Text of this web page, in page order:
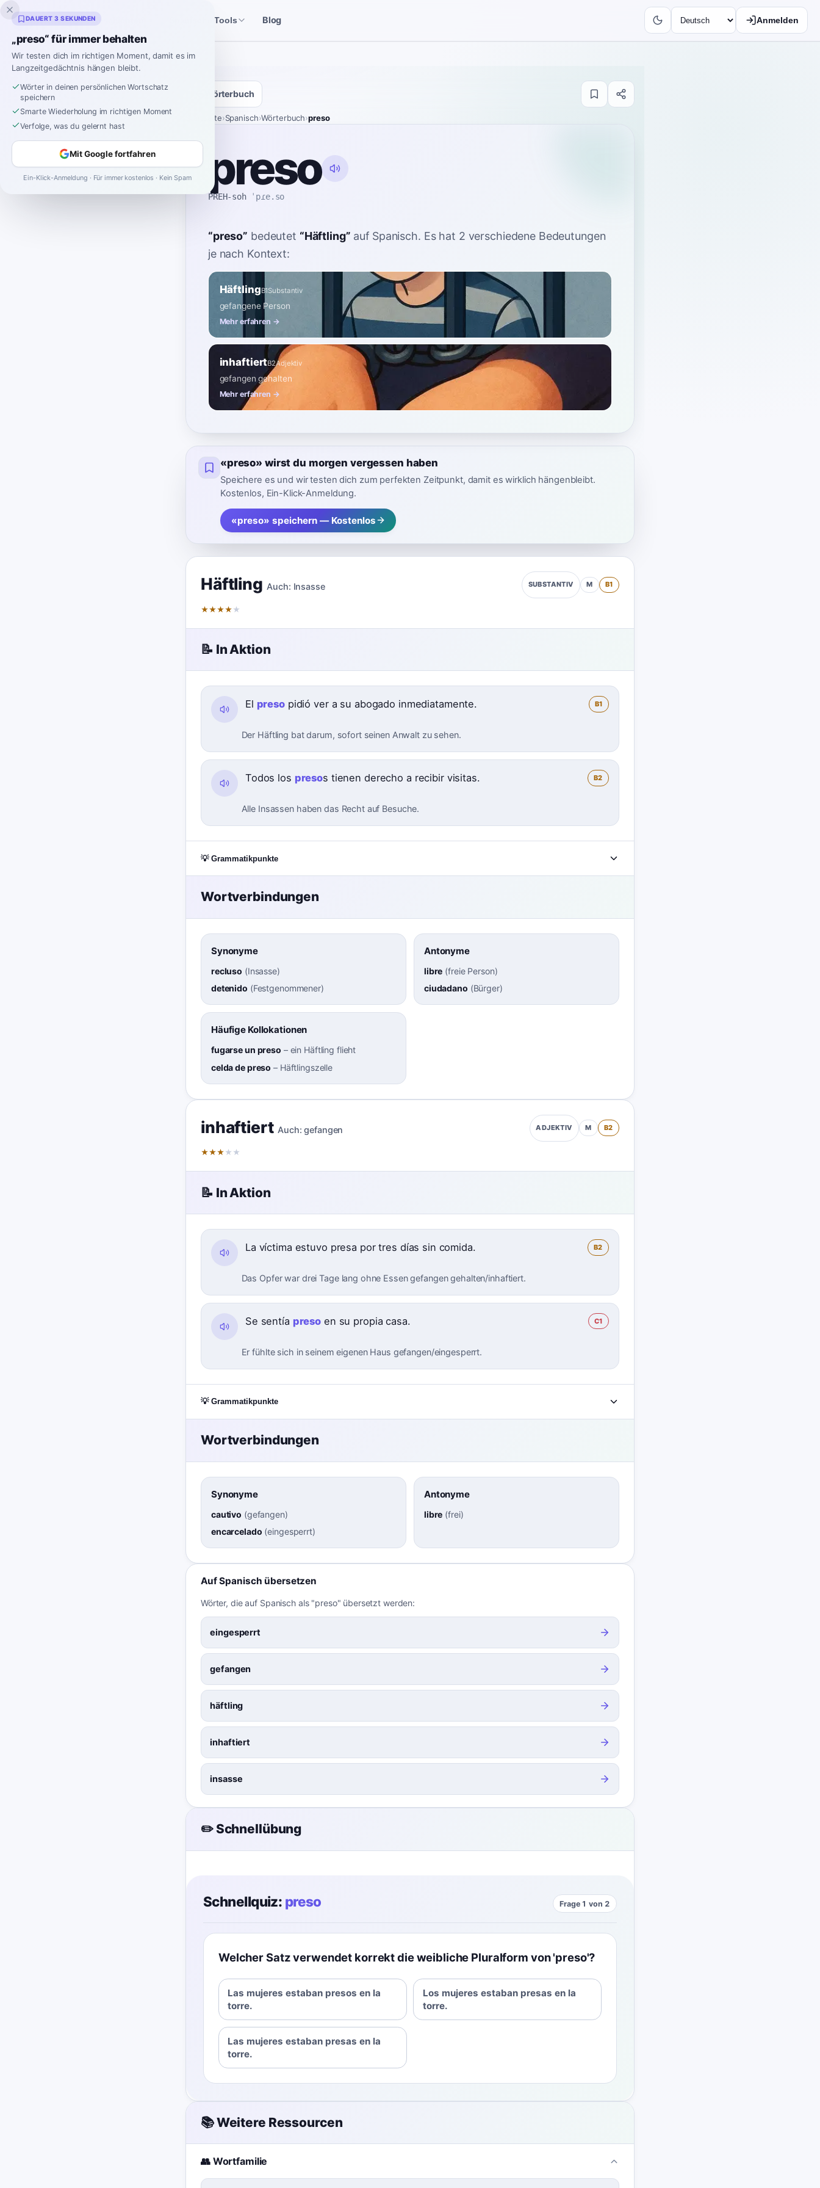
Inklingo Geschichten Spanische Tools Blog Anmelden
Wörterbuch
Startseite›Spanisch›Wörterbuch›preso
preso
PREH-soh ˈpɾe.so
“preso” bedeutet “Häftling” auf Spanisch. Es hat 2 verschiedene Bedeutungen
je nach Kontext:
HäftlingB1Substantiv
gefangene Person
Mehr erfahren →
inhaftiertB2Adjektiv
gefangen gehalten
Mehr erfahren →
«preso» wirst du morgen vergessen haben
Speichere es und wir testen dich zum perfekten Zeitpunkt, damit es wirklich hängenbleibt.
Kostenlos, Ein-Klick-Anmeldung.
«preso» speichern — Kostenlos
Häftling Auch: Insasse SUBSTANTIV M B1
★★★★ ★
📝 In Aktion
El preso pidió ver a su abogado inmediatamente. B1
Der Häftling bat darum, sofort seinen Anwalt zu sehen.
Todos los presos tienen derecho a recibir visitas. B2
Alle Insassen haben das Recht auf Besuche.
💡 Grammatikpunkte
Wortverbindungen
Synonyme
recluso (Insasse)
detenido (Festgenommener)
Antonyme
libre (freie Person)
ciudadano (Bürger)
Häufige Kollokationen
fugarse un preso – ein Häftling flieht
celda de preso – Häftlingszelle
inhaftiert Auch: gefangen ADJEKTIV M B2
★★★ ★ ★
📝 In Aktion
La víctima estuvo presa por tres días sin comida. B2
Das Opfer war drei Tage lang ohne Essen gefangen gehalten/inhaftiert.
Se sentía preso en su propia casa. C1
Er fühlte sich in seinem eigenen Haus gefangen/eingesperrt.
💡 Grammatikpunkte
Wortverbindungen
Synonyme
cautivo (gefangen)
encarcelado (eingesperrt)
Antonyme
libre (frei)
Auf Spanisch übersetzen
Wörter, die auf Spanisch als "preso" übersetzt werden:
eingesperrt
gefangen
häftling
inhaftiert
insasse
✏️ Schnellübung
Schnellquiz: preso Frage 1 von 2
Welcher Satz verwendet korrekt die weibliche Pluralform von 'preso'?
Las mujeres estaban presos en la
torre.
Los mujeres estaban presas en la
torre.
Las mujeres estaban presas en la
torre.
📚 Weitere Ressourcen
👥 Wortfamilie
DAUERT 3 SEKUNDEN
„preso“ für immer behalten
Wir testen dich im richtigen Moment, damit es im
Langzeitgedächtnis hängen bleibt.
Wörter in deinen persönlichen Wortschatz
speichern
Smarte Wiederholung im richtigen Moment
Verfolge, was du gelernt hast
Mit Google fortfahren
Ein-Klick-Anmeldung · Für immer kostenlos · Kein Spam